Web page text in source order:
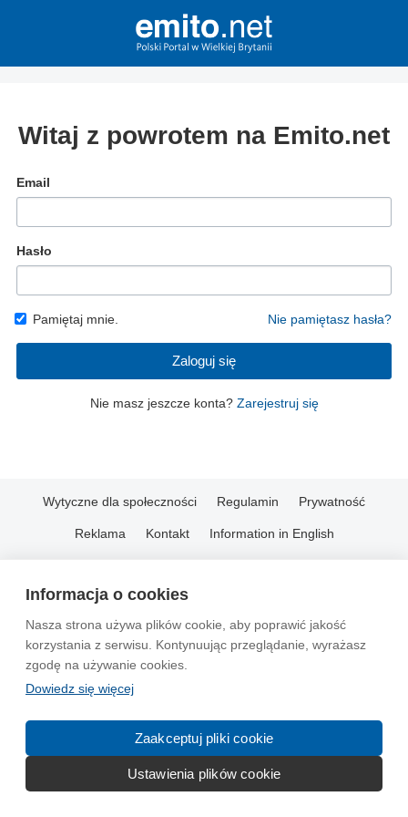
Informacja o cookies
Nasza strona używa plików cookie, aby poprawić jakość
korzystania z serwisu. Kontynuując przeglądanie, wyrażasz
zgodę na używanie cookies.
Dowiedz się więcej
Zaakceptuj pliki cookie
Ustawienia plików cookie
Witaj z powrotem na Emito.net
Email
Hasło
Pamiętaj mnie. Nie pamiętasz hasła?
Zaloguj się
Nie masz jeszcze konta? Zarejestruj się
Wytyczne dla społeczności Regulamin Prywatność
Reklama Kontakt Information in English